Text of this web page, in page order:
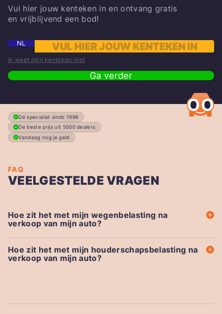
Vul hier jouw kenteken in en ontvang gratis
en vrijblijvend een bod!
NL
Ik weet mijn kenteken niet
Ga verder
Dé specialist sinds 1998
De beste prijs uit 5000 dealers
Vandaag nog je geld
FAQ
VEELGESTELDE VRAGEN
Hoe zit het met mijn wegenbelasting na
verkoop van mijn auto?
Hoe zit het met mijn houderschapsbelasting na
verkoop van mijn auto?